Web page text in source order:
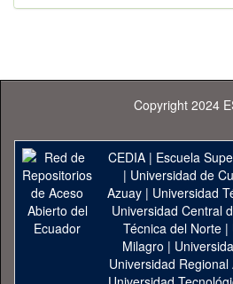
Copyright 2024
CEDIA| Escuela
| Universidad de
Azuay| Universidad
Universidad Central
Técnica del Norte |
Milagro |
Universidad